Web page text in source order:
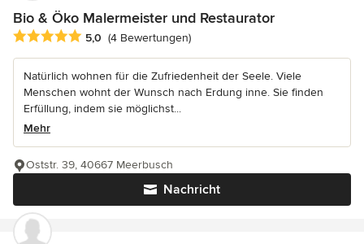
Bio & Öko Malermeister und Restaurator
Durchschnittliche Bewertung: 5 von 5 Sternen
5,0 (4 Bewertungen)
Natürlich wohnen für die Zufriedenheit der Seele. Viele
Menschen wohnt der Wunsch nach Erdung inne. Sie finden
Erfüllung, indem sie möglichst...
Mehr
Nachricht
Oststr. 39, 40667 Meerbusch